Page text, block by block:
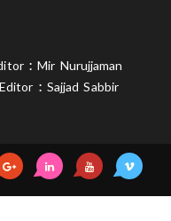
: Mir Nurujjaman
: Sajjad Sabbir